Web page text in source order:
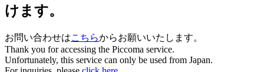
けます。
お問い合わせはこちらからお願いいたします。
Thank you for accessing the Piccoma service.
Unfortunately, this service can only be used from Japan.